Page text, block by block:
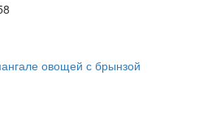
овощей с брынзой